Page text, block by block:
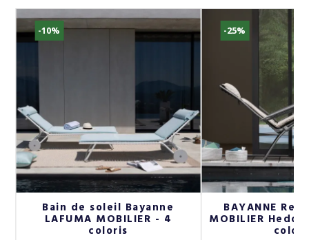
-10%
Bain de soleil Bayanne
LAFUMA MOBILIER - 4
coloris
-25%
BAYANNE
MOBILIER